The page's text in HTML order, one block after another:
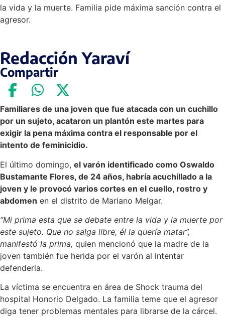
la vida y la muerte. Familia pide máxima sanción contra el
agresor.
Redacción Yaraví
Compartir
Familiares de una joven que fue atacada con un cuchillo
por un sujeto, acataron un plantón este martes para
exigir la pena máxima contra el responsable por el
intento de feminicidio.
El último domingo, el varón identificado como Oswaldo
Bustamante Flores, de 24 años, habría acuchillado a la
joven y le provocó varios cortes en el cuello, rostro y
abdomen en el distrito de Mariano Melgar.
“Mi prima esta que se debate entre la vida y la muerte por
este sujeto. Que no salga libre, él la quería matar”,
manifestó la prima, quien mencionó que la madre de la
joven también fue herida por el varón al intentar
defenderla.
La víctima se encuentra en área de Shock trauma del
hospital Honorio Delgado. La familia teme que el agresor
diga tener problemas mentales para librarse de la cárcel.